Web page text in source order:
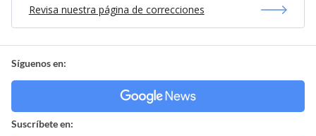
Revisa nuestra página de correcciones
Síguenos en:
Suscríbete en: